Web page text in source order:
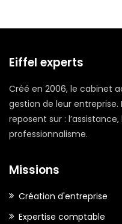
Eiffel experts
Créé en 2006, le cabinet
gestion de leur
reposent sur :
professionnalisme.
Missions
Création d'entreprise
Expertise comptable